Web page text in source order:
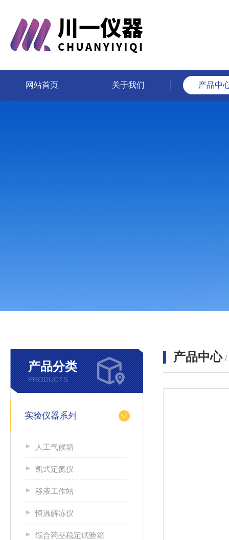
网站首页 关于我们 产品中
产品分类
PRODUCTS
实验仪器系列
人工气候箱
凯式定氮仪
移液工作站
恒温解冻仪
综合药品稳定试验箱
产品中心 /